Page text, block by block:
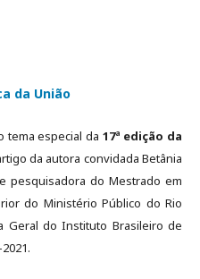
da União
tema especial da 17ª edição da
da autora convidada Betânia
pesquisadora do Mestrado em
do Ministério Público do Rio
Geral do Instituto Brasileiro de